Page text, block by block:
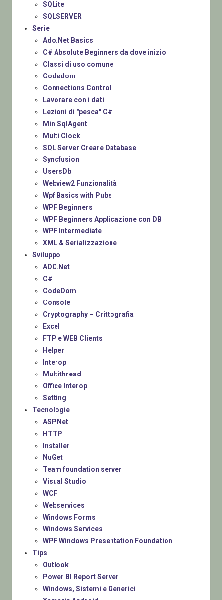
SQLite
SQLSERVER
Serie
Ado.Net Basics
C# Absolute Beginners da dove inizio
Classi di uso comune
Codedom
Connections Control
Lavorare con i dati
Lezioni di "pesca" C#
MiniSqlAgent
Multi Clock
SQL Server Creare Database
Syncfusion
UsersDb
Webview2 Funzionalità
Wpf Basics with Pubs
WPF Beginners
WPF Beginners Applicazione con DB
WPF Intermediate
XML & Serializzazione
Sviluppo
ADO.Net
C#
CodeDom
Console
Cryptography – Crittografia
Excel
FTP e WEB Clients
Helper
Interop
Multithread
Office Interop
Setting
Tecnologie
ASP.Net
HTTP
Installer
NuGet
Team foundation server
Visual Studio
WCF
Webservices
Windows Forms
Windows Services
WPF Windows Presentation Foundation
Tips
Outlook
Power BI Report Server
Windows, Sistemi e Generici